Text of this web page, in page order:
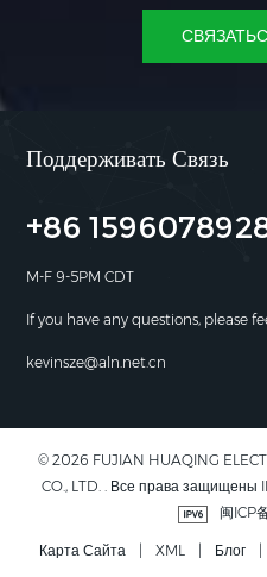
Поддерживать Связь
+86
M-F 9-5PM CDT
If you have any questions, please
kevinsze@aln.net.cn
© 2026 FUJIAN HUAQING
CO., LTD. . Все права
闽ICP
Карта Сайта XML Блог